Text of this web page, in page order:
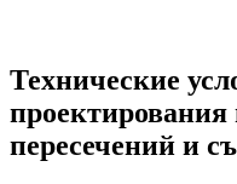
Технические
пересечений и